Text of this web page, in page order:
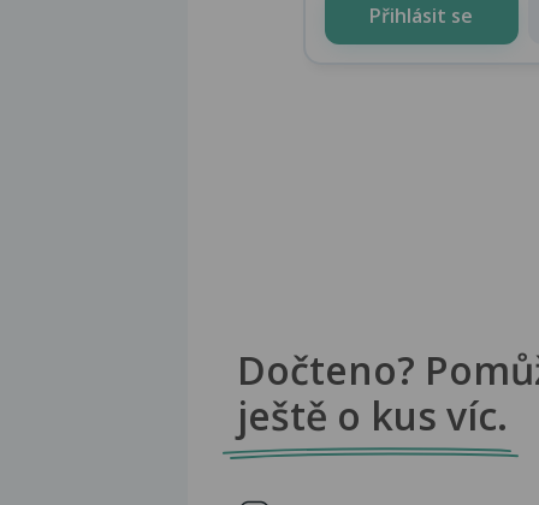
Přihlásit se
Dočteno?
ještě o kus víc.